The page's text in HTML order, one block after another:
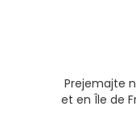
Prejemajte
et en Île de